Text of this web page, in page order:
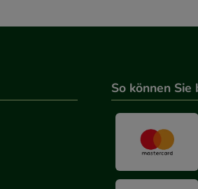
So können Sie